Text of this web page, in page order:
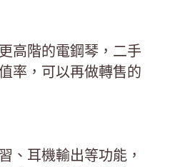
高階的電鋼琴，二手
率，可以再做轉售的
、耳機輸出等功能，